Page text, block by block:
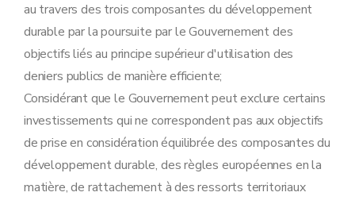
au travers des trois composantes du développement
durable par la poursuite par le Gouvernement des
objectifs liés au principe supérieur d'utilisation des
deniers publics de manière efficiente;
Considérant que le Gouvernement peut exclure certains
investissements qui ne correspondent pas aux objectifs
de prise en considération équilibrée des composantes du
développement durable, des règles européennes en la
matière, de rattachement à des ressorts territoriaux